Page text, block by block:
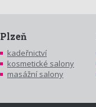
Plzeň
kadeřnictví
kosmetické salony
masážní salony